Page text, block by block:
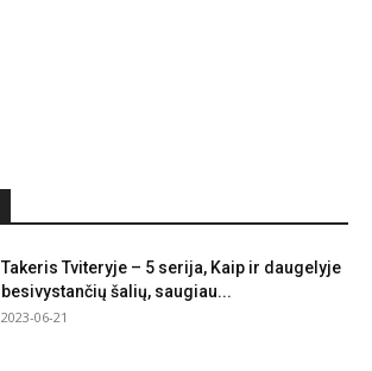
Takeris Tviteryje – 5 serija, Kaip ir daugelyje
besivystančių šalių, saugiau...
2023-06-21